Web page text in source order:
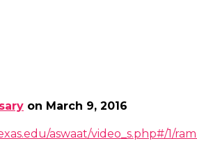
on March 9, 2016
aswaat/video_s.php#/1/